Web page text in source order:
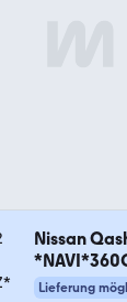
Nissan
Lieferung